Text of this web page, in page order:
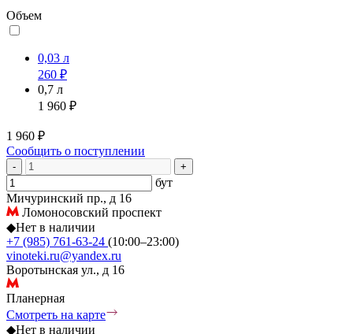
Объем
0,03 л
260 ₽
0,7 л
1 960 ₽
1 960 ₽
Сообщить о поступлении
- +
бут
Мичуринский пр., д 16
Ломоносовский проспект
◆Нет в наличии
+7 (985) 761-63-24 (10:00–23:00)
vinoteki.ru@yandex.ru
Воротынская ул., д 16
Планерная
Смотреть на карте
◆Нет в наличии